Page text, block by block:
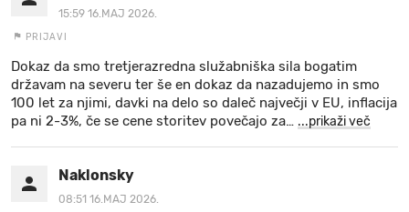
15:59 16.MAJ 2026.
PRIJAVI
Dokaz da smo tretjerazredna služabniška sila bogatim
državam na severu ter še en dokaz da nazadujemo in smo
100 let za njimi, davki na delo so daleč največji v EU, inflacija
pa ni 2-3%, če se cene storitev povečajo za… ...prikaži več
Naklonsky
08:51 16.MAJ 2026.